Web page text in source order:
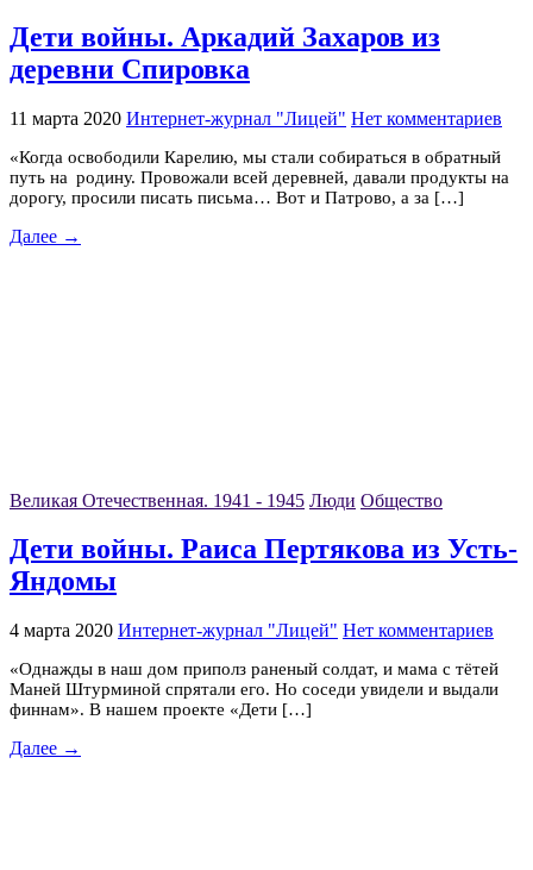
Дети войны. Аркадий Захаров из
деревни Спировка
11 марта 2020 Интернет-журнал "Лицей" Нет комментариев
«Когда освободили Карелию, мы стали собираться в обратный
путь на родину. Провожали всей деревней, давали продукты на
дорогу, просили писать письма… Вот и Патрово, а за […]
Далее →
Великая Отечественная. 1941 - 1945 Люди Общество
Дети войны. Раиса Пертякова из Усть-
Яндомы
4 марта 2020 Интернет-журнал "Лицей" Нет комментариев
«Однажды в наш дом приполз раненый солдат, и мама с тётей
Маней Штурминой спрятали его. Но соседи увидели и выдали
финнам». В нашем проекте «Дети […]
Далее →